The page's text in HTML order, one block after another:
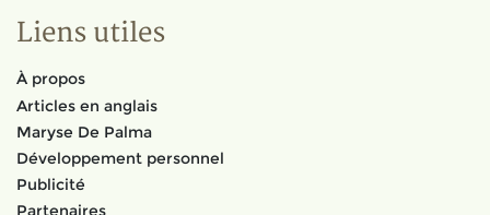
Liens utiles
À propos
Articles en anglais
Maryse De Palma
Développement personnel
Publicité